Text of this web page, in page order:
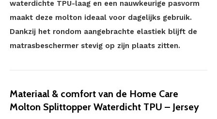
waterdichte TPU-laag en een nauwkeurige pasvorm
maakt deze molton ideaal voor dagelijks gebruik.
Dankzij het rondom aangebrachte elastiek blijft de
matrasbeschermer stevig op zijn plaats zitten.
Materiaal & comfort van de Home Care
Molton Splittopper Waterdicht TPU – Jersey